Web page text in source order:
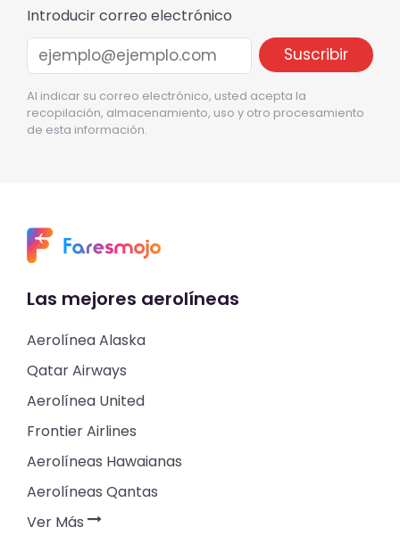
Introducir correo electrónico
Al indicar su correo electrónico, usted acepta la
recopilación, almacenamiento, uso y otro procesamiento
de esta información.
Las mejores aerolíneas
Aerolínea Alaska
Qatar Airways
Aerolínea United
Frontier Airlines
Aerolíneas Hawaianas
Aerolíneas Qantas
Ver Más